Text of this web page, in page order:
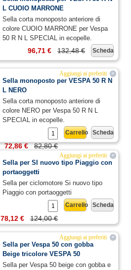
L CUOIO MARRONE
Sella corta monoposto anteriore di
colore CUOIO MARRONE per Vespa
50 R N L SPECIAL in ecopelle.
Scheda
132,48 €
96,71 €
+
Aggiungi ai preferiti
Sella monoposto per VESPA 50 R N
L NERO
Sella corta monoposto anteriore di
colore NERO per Vespa 50 R N L
SPECIAL in ecopelle.
Scheda
Carrello
82,80 €
72,86 €
+
Aggiungi ai preferiti
Sella per SI nuovo tipo Piaggio con
portaoggetti
Sella per ciclomotore Si nuovo tipo
Piaggio con portaoggetti
Scheda
Carrello
124,00 €
78,12 €
+
Aggiungi ai preferiti
Sella per Vespa 50 con gobba
Beige tricolore VESPA 50
Sella per Vespa 50 beige con gobba e